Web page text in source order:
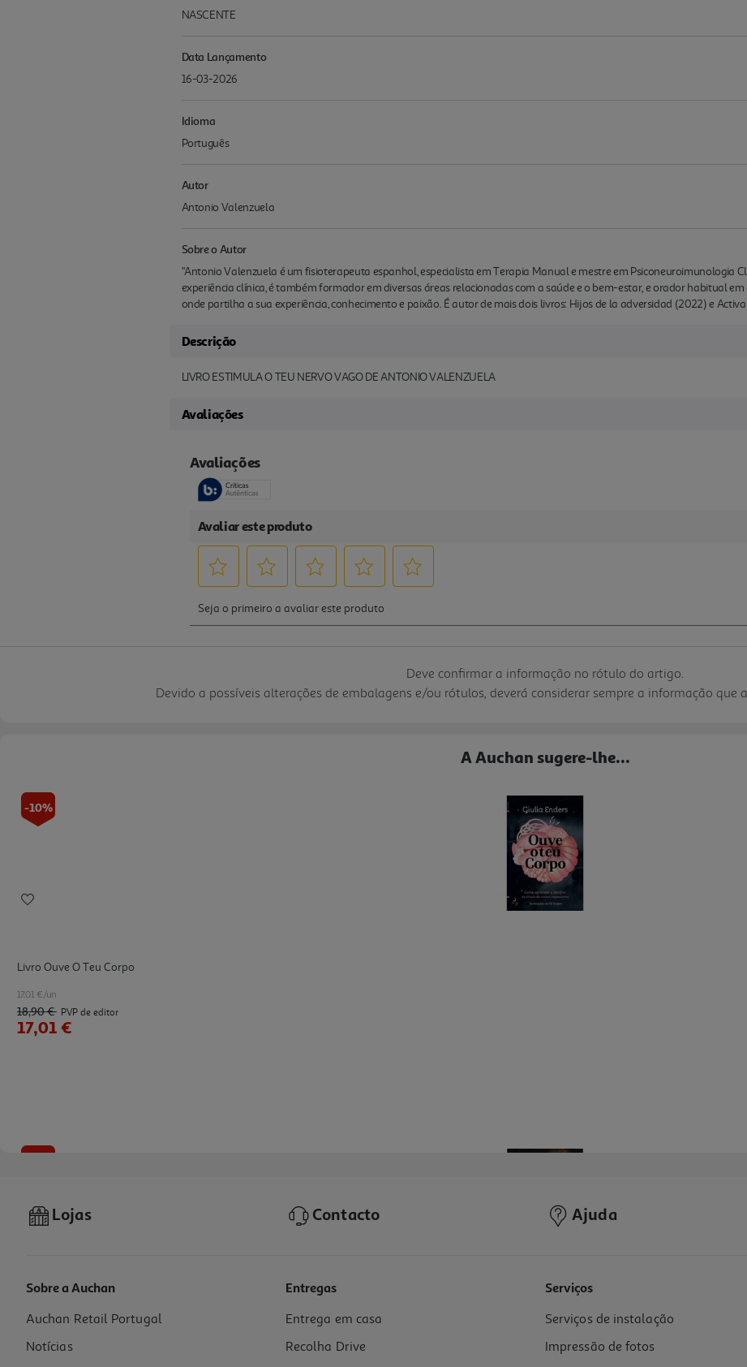
NASCENTE
Data Lançamento
16-03-2026
Idioma
Português
Autor
Antonio Valenzuela
Sobre o Autor
"Antonio Valenzuela é um fisioterapeuta espanhol, especialista em Terapia Manual e mestre em Psiconeuroimunologia
experiência clínica, é também formador em diversas áreas relacionadas com a saúde e o bem-estar, e orador habitual
onde partilha a sua experiência, conhecimento e paixão. É autor de mais dois livros: Hijos de la adversidad (2022) e
Descrição
LIVRO ESTIMULA O TEU NERVO VAGO DE ANTONIO VALENZUELA
Avaliações
Deve confirmar a informação no rótulo do artigo.
Devido a possíveis alterações de embalagens e/ou rótulos, deverá considerar sempre a informação que
A Auchan sugere-lhe...
-10%
Livro Ouve O Teu Corpo
17.01 €/un
18,90 € PVP de editor
17,01 €
Livro O Nervo Mestre Kevin J. Tracey
18.81 €/un
Lojas Contacto Ajuda
Sobre a Auchan
Auchan Retail Portugal
Notícias
Entregas
Entrega em casa
Recolha Drive
Serviços
Serviços de instalação
Impressão de fotos